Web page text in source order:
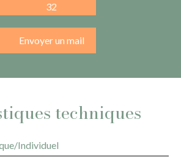
32
Envoyer un mail
techniques
Individuel